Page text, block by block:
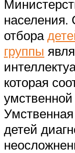
отбора
группы
которая
умственной
детей